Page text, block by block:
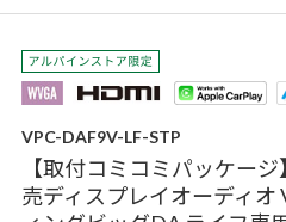
VPC-DAF9V-LF-STP
【取付コミコミパッケー
売ディスプレイオーディオ